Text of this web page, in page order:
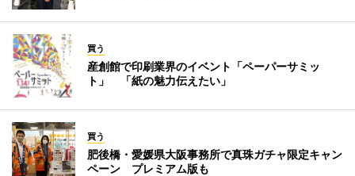
買う
産創館で印刷業界のイベント「ペーパーサミッ
ト」 「紙の魅力伝えたい」
買う
肥後橋・愛媛県大阪事務所で真珠ガチャ限定キャン
ペーン プレミアム版も